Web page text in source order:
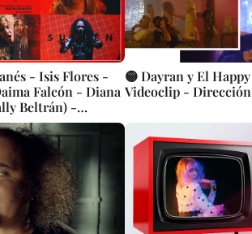
- Isis Flores -
Falcón - Diana
Beltrán) -
- 🎬
🟡 Dayran y El
Videoclip -